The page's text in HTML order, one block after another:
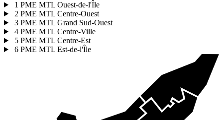
1 PME MTL Ouest-de-l'Île
2 PME MTL Centre-Ouest
3 PME MTL Grand Sud-Ouest
4 PME MTL Centre-Ville
5 PME MTL Centre-Est
6 PME MTL Est-de-l'Île